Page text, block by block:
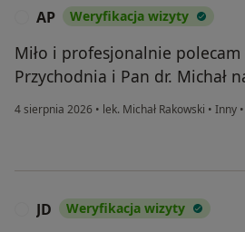
AP Weryfikacja wizyty
Miło i profesjonalnie polecam
Przychodnia i Pan dr. Michał
4 sierpnia 2026 • lek. Michał Rakowski • Inny •
JD Weryfikacja wizyty